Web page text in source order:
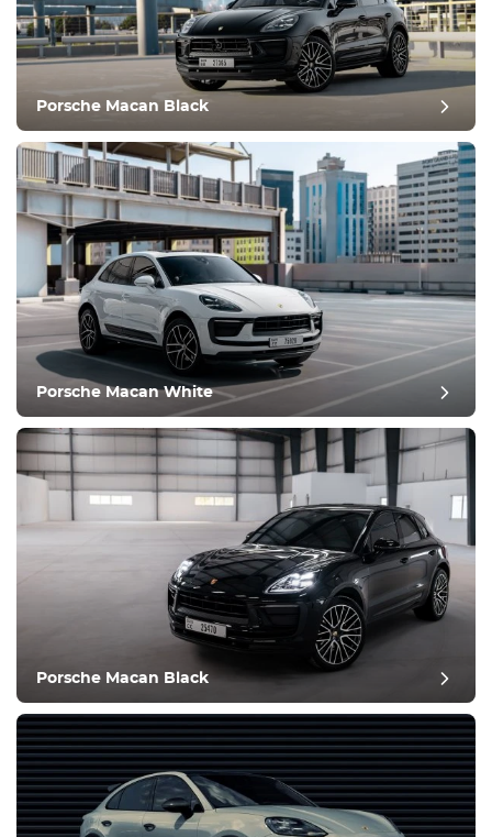
ציוד
נוח
בקרת אקלים
נהיגה
ביקורת פוסט
Porsche Macan Black
Porsche Macan White
Porsche Macan Black